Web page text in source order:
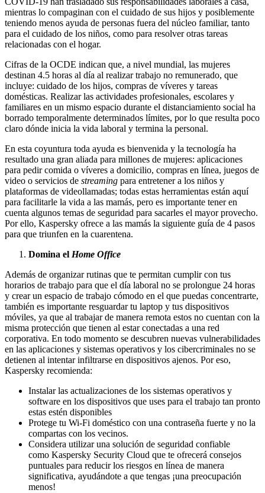
mientras lo compaginan con el cuidado de sus hijos y posiblemente
teniendo menos ayuda de personas fuera del núcleo familiar, tanto
para el cuidado de los niños, como para resolver otras tareas
relacionadas con el hogar.
Cifras de la OCDE indican que, a nivel mundial, las mujeres
destinan 4.5 horas al día al realizar trabajo no remunerado, que
incluye: cuidado de los hijos, compras de víveres y tareas
domésticas. Realizar las actividades profesionales, escolares y
familiares en un mismo espacio durante el distanciamiento social ha
borrado temporalmente determinados límites, por lo que resulta poco
claro dónde inicia la vida laboral y termina la personal.
En esta coyuntura toda ayuda es bienvenida y la tecnología ha
resultado una gran aliada para millones de mujeres: aplicaciones
para pedir comida o víveres a domicilio, compras en línea, juegos de
video o servicios de streaming para entretener a los niños y
plataformas de videollamadas; todas estas herramientas están aquí
para facilitarle la vida a las mamás, pero es importante tener en
cuenta algunos temas de seguridad para sacarles el mayor provecho.
Por ello, Kaspersky ofrece a las mamás la siguiente guía de 4 pasos
para que triunfen en la cuarentena.
Domina el Home Office
Además de organizar rutinas que te permitan cumplir con tus
horarios de trabajo para que el día laboral no se prolongue 24 horas
y crear un espacio de trabajo cómodo en el que puedas concentrarte,
también es importante resguardar tu laptop y tus dispositivos
móviles, ya que al trabajar de manera remota estos no cuentan con la
misma protección que tienen al estar conectadas a una red
corporativa. En todo momento se descubren nuevas vulnerabilidades
en las aplicaciones y sistemas operativos y los cibercriminales no se
detienen al intentar infiltrarse en dispositivos ajenos. Por eso,
Kaspersky recomienda:
Instalar las actualizaciones de los sistemas operativos y
software en los dispositivos que uses para el trabajo tan pronto
estas estén disponibles
Protege tu Wi-Fi doméstico con una contraseña fuerte y no la
compartas con los vecinos.
Considera utilizar una solución de seguridad confiable
como Kaspersky Security Cloud que te ofrecerá consejos
puntuales para reducir los riesgos en línea de manera
significativa, ayudándote a que tengas ¡una preocupación
menos!